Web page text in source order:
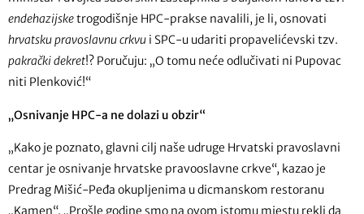
endehazijsketrogodišnje HPC-prakse navalili, je li, osnovati
hrvatsku pravoslavnu crkvu i SPC-u udariti propavelićevski tzv.
pakrački dekret!? Poručuju: „O tomu neće odlučivati ni Pupovac
niti Plenković!“
„Osnivanje HPC-a ne dolazi u obzir“
„Kako je poznato, glavni cilj naše udruge Hrvatski pravoslavni
centar je osnivanje hrvatske pravooslavne crkve“, kazao je
Predrag Mišić-Peđa okupljenima u dicmanskom restoranu
„Kamen“. „Prošle godine smo na ovom istomu mjestu rekli da